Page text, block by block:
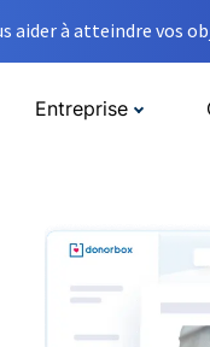
aider à atteindre vos
Entreprise